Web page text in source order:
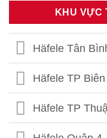
Häfele Thái
Häfele 459
Häfele 302
Häfele Kim
KHU VỰC
Häfele Tân
Häfele TP
Häfele TP